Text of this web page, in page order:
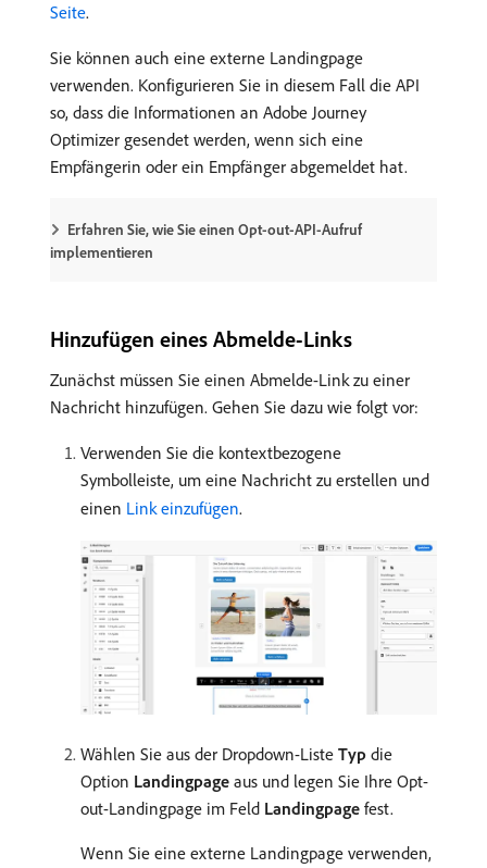
Seite.
Sie können auch eine externe Landingpage
verwenden. Konfigurieren Sie in diesem Fall die API
so, dass die Informationen an Adobe Journey
Optimizer gesendet werden, wenn sich eine
Empfängerin oder ein Empfänger abgemeldet hat.
Erfahren Sie, wie Sie einen Opt-out-API-Aufruf
implementieren
Hinzufügen eines Abmelde-Links
Zunächst müssen Sie einen Abmelde-Link zu einer
Nachricht hinzufügen. Gehen Sie dazu wie folgt vor:
Verwenden Sie die kontextbezogene
Symbolleiste, um eine Nachricht zu erstellen und
einen Link einzufügen.
Wählen Sie aus der Dropdown-Liste Typ die
Option Landingpage aus und legen Sie Ihre Opt-
out-Landingpage im Feld Landingpage fest.
Wenn Sie eine externe Landingpage verwenden,